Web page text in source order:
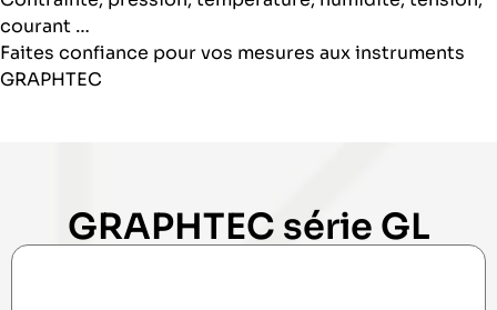
courant …
Faites confiance pour vos mesures aux instruments
GRAPHTEC
GRAPHTEC série GL